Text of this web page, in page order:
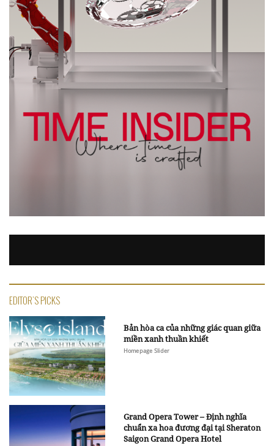
EDITOR'S PICKS
Bản hòa ca của những giác quan giữa
miền xanh thuần khiết
Homepage Slider
Grand Opera Tower – Định nghĩa
chuẩn xa hoa đương đại tại Sheraton
Saigon Grand Opera Hotel